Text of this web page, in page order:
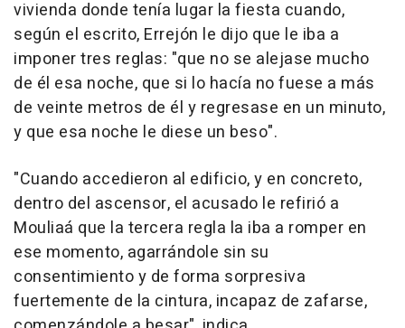
vivienda donde tenía lugar la fiesta cuando,
según el escrito, Errejón le dijo que le iba a
imponer tres reglas: "que no se alejase mucho
de él esa noche, que si lo hacía no fuese a más
de veinte metros de él y regresase en un minuto,
y que esa noche le diese un beso".
"Cuando accedieron al edificio, y en concreto,
dentro del ascensor, el acusado le refirió a
Mouliaá que la tercera regla la iba a romper en
ese momento, agarrándole sin su
consentimiento y de forma sorpresiva
fuertemente de la cintura, incapaz de zafarse,